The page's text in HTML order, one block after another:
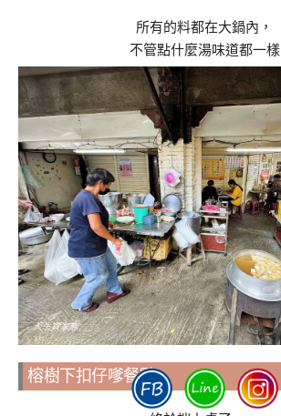
所有的料都在大鍋內，
不管點什麼湯味道都一樣
榕樹下扣仔嗲餐點